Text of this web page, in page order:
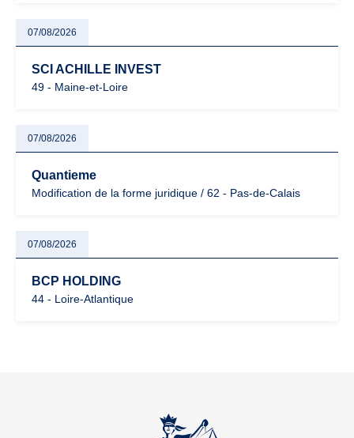
07/08/2026
SCI ACHILLE INVEST
49 - Maine-et-Loire
07/08/2026
Quantieme
Modification de la forme juridique / 62 - Pas-de-Calais
07/08/2026
BCP HOLDING
44 - Loire-Atlantique